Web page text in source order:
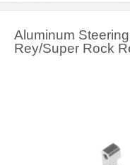
Aluminum
Rey/Super Rock